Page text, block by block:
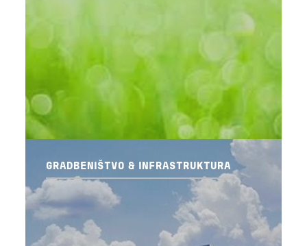
GRADBENIŠTVO & INFRASTRUKTURA